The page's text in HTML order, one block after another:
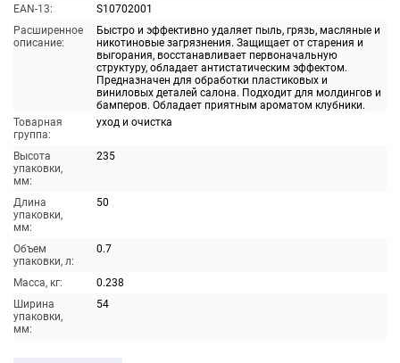
EAN-13:
S10702001
Расширенное
описание:
Быстро и эффективно удаляет пыль, грязь, масляные и
никотиновые загрязнения. Защищает от старения и
выгорания, восстанавливает первоначальную
структуру, обладает антистатическим эффектом.
Предназначен для обработки пластиковых и
виниловых деталей салона. Подходит для молдингов и
бамперов. Обладает приятным ароматом клубники.
Товарная
группа:
уход и очистка
Высота
упаковки,
мм:
235
Длина
упаковки,
мм:
50
Объем
упаковки, л:
0.7
Масса, кг:
0.238
Ширина
упаковки,
мм:
54